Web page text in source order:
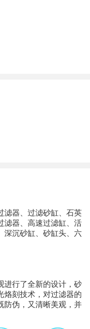
滤器、过滤砂缸、石英
滤器、高速过滤缸、活
深沉砂缸、砂缸头、六
进行了全新的设计，砂
烙刻技术，对过滤器的
防伪，又清晰美观，并